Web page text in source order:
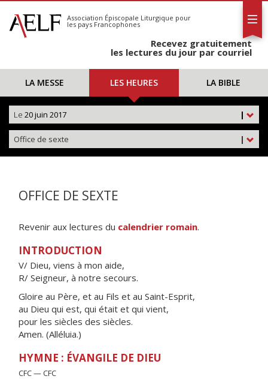
S'abonner
Calendrier
Association Épiscopale Liturgique pour
les pays Francophones
Recevez gratuitement
les lectures du jour par courriel
LA MESSE LES HEURES LA BIBLE
|
Le 20 juin 2017
|
Office de sexte
OFFICE DE SEXTE
Revenir aux lectures du calendrier romain.
INTRODUCTION
V/ Dieu, viens à mon aide,
R/ Seigneur, à notre secours.
Gloire au Père, et au Fils et au Saint-Esprit,
au Dieu qui est, qui était et qui vient,
pour les siècles des siècles.
Amen. (Alléluia.)
HYMNE : ÉVANGILE DE DIEU
CFC — CFC